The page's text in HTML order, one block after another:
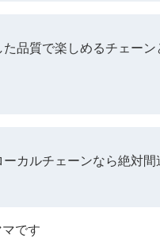
た品質で楽しめるチェー
ーカルチェーンなら絶対
です